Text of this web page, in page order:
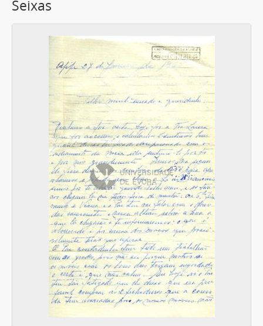
Seixas